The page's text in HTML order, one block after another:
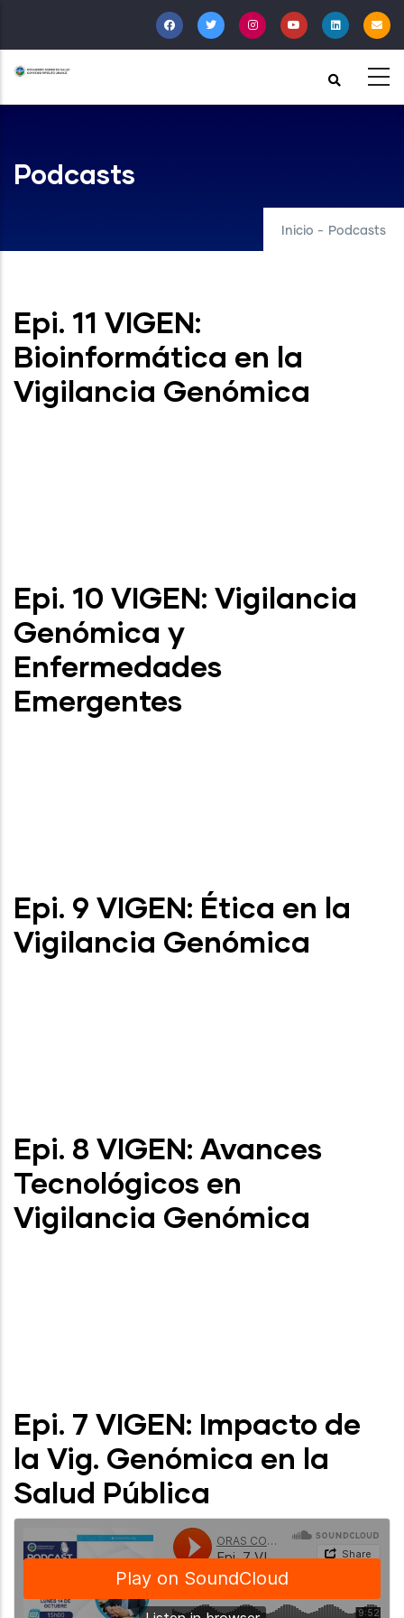
al
contenido
principal
Podcasts
Inicio - Podcasts
Epi. 11 VIGEN:
Bioinformática en la
Vigilancia Genómica
Epi. 10 VIGEN: Vigilancia
Genómica y
Enfermedades
Emergentes
Epi. 9 VIGEN: Ética en la
Vigilancia Genómica
Epi. 8 VIGEN: Avances
Tecnológicos en
Vigilancia Genómica
Epi. 7 VIGEN: Impacto de
la Vig. Genómica en la
Salud Pública